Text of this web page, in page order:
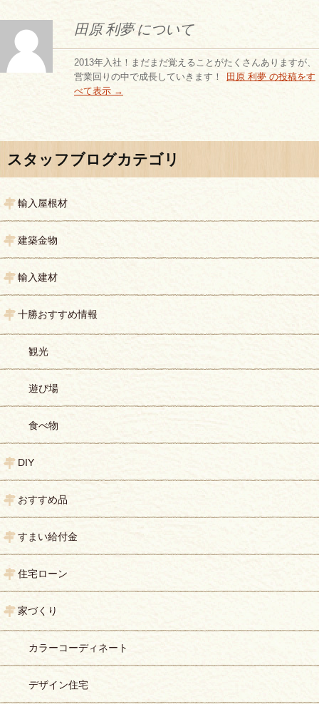
田原 利夢 について
2013年入社！まだまだ覚えることがたくさんありますが、
営業回りの中で成長していきます！
田原 利夢 の投稿をす
べて表示 →
投稿ナビゲーション
スタッフブログカテゴリ
輸入屋根材
建築金物
輸入建材
十勝おすすめ情報
観光
遊び場
食べ物
DIY
おすすめ品
すまい給付金
住宅ローン
家づくり
カラーコーディネート
デザイン住宅